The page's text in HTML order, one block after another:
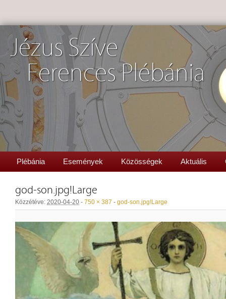
Jézus Szíve
Ferences Plébánia
Plébánia Események Közösségek Aktuális
god-son.jpg!Large
Közzétéve: 2020-04-20 - 750 × 387 - god-son.jpg!Large